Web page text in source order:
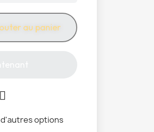
au panier
options